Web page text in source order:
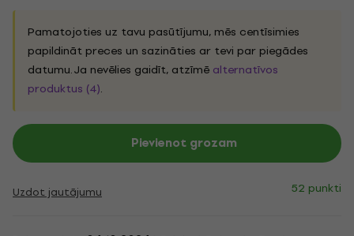
Pamatojoties uz tavu pasūtījumu, mēs centīsimies
papildināt preces un sazināties ar tevi par piegādes
datumu. Ja nevēlies gaidīt, atzīmē alternatīvos
produktus (4).
Pievienot grozam
Uzdot jautājumu 52 punkti